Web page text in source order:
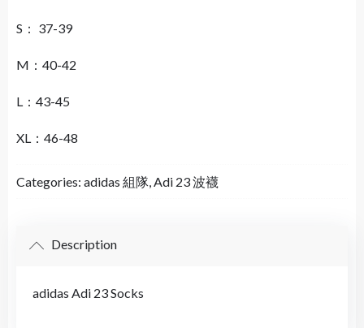
S： 37-39
M：40-42
L：43-45
XL：46-48
Categories: adidas 組隊,Adi 23 波襪
Description
adidas Adi 23 Socks